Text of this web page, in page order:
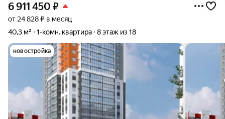
6 911 450 ₽
от 24 828 ₽ в месяц
40,3 м²
1-комн. квартира 8 этаж из 18
новостройка